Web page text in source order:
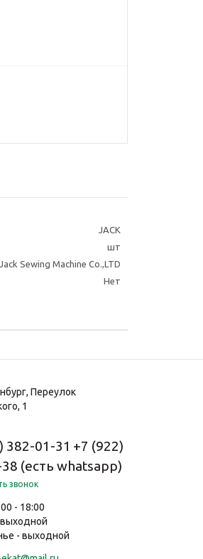
JACK
шт
Jack Sewing Machine Co.,LTD
Нет
Переулок
1
382-01-31 +7 (922)
(есть whatsapp)
звонок
- 18:00
- выходной